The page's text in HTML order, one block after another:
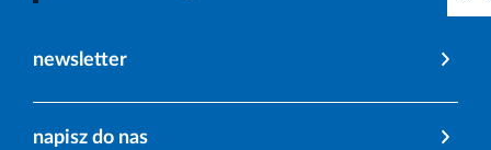
newsletter
napisz do nas